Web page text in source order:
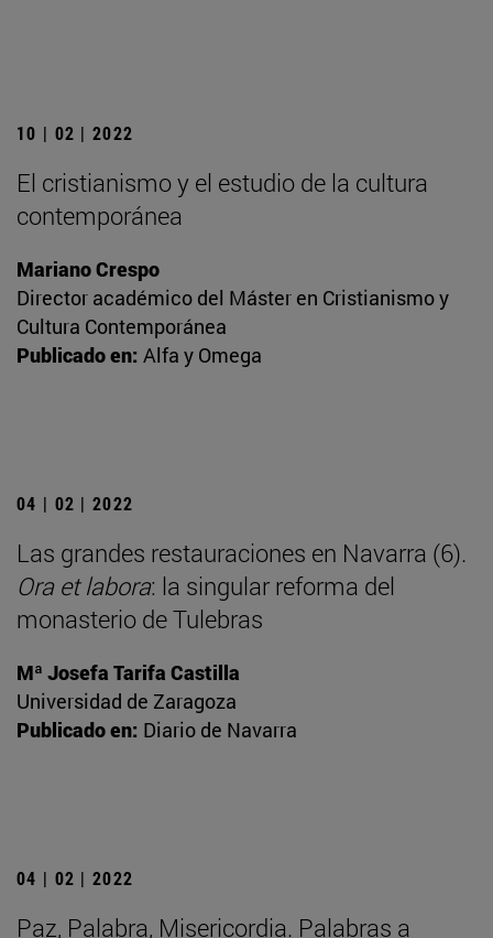
10 | 02 | 2022
El cristianismo y el estudio de la cultura
contemporánea
Mariano Crespo
Director académico del Máster en Cristianismo y
Cultura Contemporánea
Publicado en: Alfa y Omega
04 | 02 | 2022
Las grandes restauraciones en Navarra (6).
Ora et labora: la singular reforma del
monasterio de Tulebras
Mª Josefa Tarifa Castilla
Universidad de Zaragoza
Publicado en: Diario de Navarra
04 | 02 | 2022
Paz, Palabra, Misericordia. Palabras a